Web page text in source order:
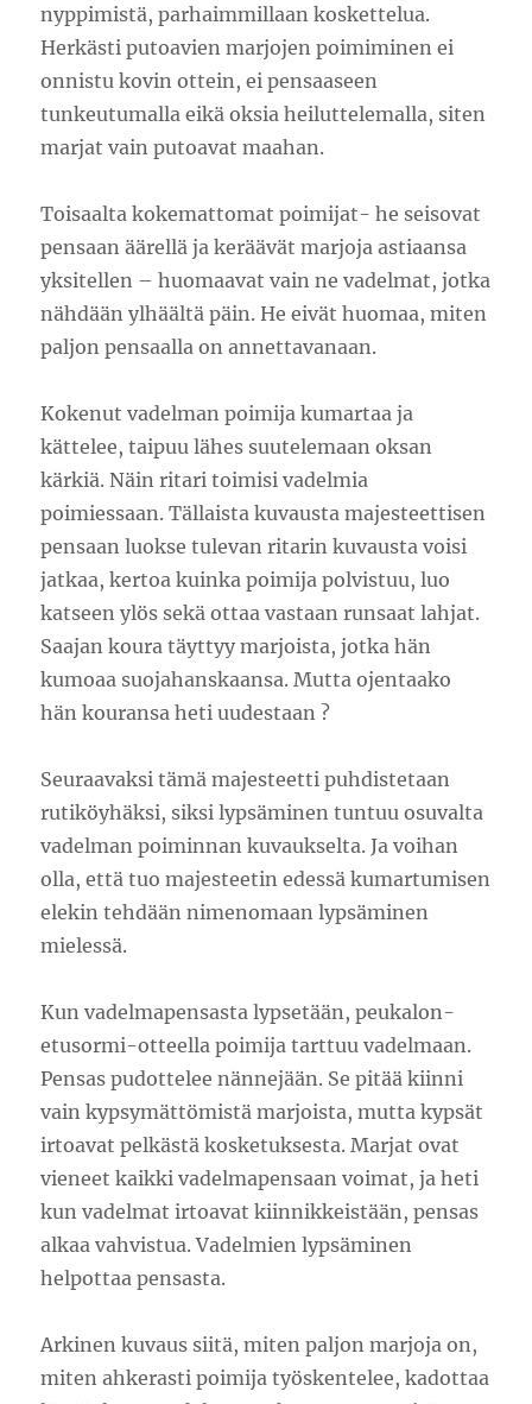
nyppimistä, parhaimmillaan koskettelua.
Herkästi putoavien marjojen poimiminen ei
onnistu kovin ottein, ei pensaaseen
tunkeutumalla eikä oksia heiluttelemalla, siten
marjat vain putoavat maahan.
Toisaalta kokemattomat poimijat- he seisovat
pensaan äärellä ja keräävät marjoja astiaansa
yksitellen – huomaavat vain ne vadelmat, jotka
nähdään ylhäältä päin. He eivät huomaa, miten
paljon pensaalla on annettavanaan.
Kokenut vadelman poimija kumartaa ja
kättelee, taipuu lähes suutelemaan oksan
kärkiä. Näin ritari toimisi vadelmia
poimiessaan. Tällaista kuvausta majesteettisen
pensaan luokse tulevan ritarin kuvausta voisi
jatkaa, kertoa kuinka poimija polvistuu, luo
katseen ylös sekä ottaa vastaan runsaat lahjat.
Saajan koura täyttyy marjoista, jotka hän
kumoaa suojahanskaansa. Mutta ojentaako
hän kouransa heti uudestaan ?
Seuraavaksi tämä majesteetti puhdistetaan
rutiköyhäksi, siksi lypsäminen tuntuu osuvalta
vadelman poiminnan kuvaukselta. Ja voihan
olla, että tuo majesteetin edessä kumartumisen
elekin tehdään nimenomaan lypsäminen
mielessä.
Kun vadelmapensasta lypsetään, peukalon-
etusormi-otteella poimija tarttuu vadelmaan.
Pensas pudottelee nännejään. Se pitää kiinni
vain kypsymättömistä marjoista, mutta kypsät
irtoavat pelkästä kosketuksesta. Marjat ovat
vieneet kaikki vadelmapensaan voimat, ja heti
kun vadelmat irtoavat kiinnikkeistään, pensas
alkaa vahvistua. Vadelmien lypsäminen
helpottaa pensasta.
Arkinen kuvaus siitä, miten paljon marjoja on,
miten ahkerasti poimija työskentelee, kadottaa